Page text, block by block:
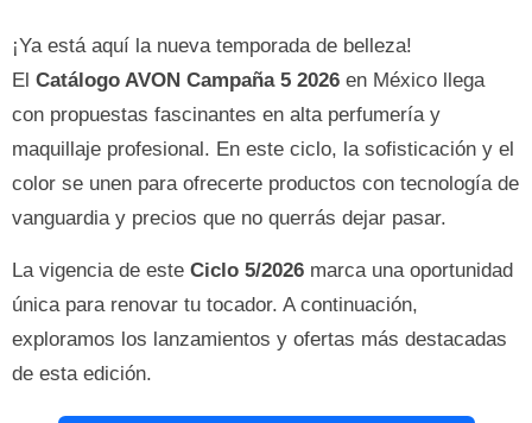
¡Ya está aquí la nueva temporada de belleza!
El Catálogo AVON Campaña 5 2026 en México llega
con propuestas fascinantes en alta perfumería y
maquillaje profesional. En este ciclo, la sofisticación y el
color se unen para ofrecerte productos con tecnología de
vanguardia y precios que no querrás dejar pasar.
La vigencia de este Ciclo 5/2026 marca una oportunidad
única para renovar tu tocador. A continuación,
exploramos los lanzamientos y ofertas más destacadas
de esta edición.